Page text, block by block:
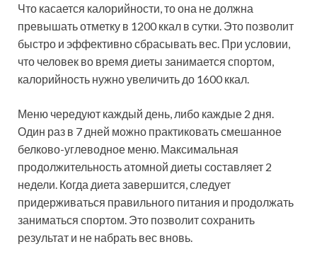
Что касается калорийности, то она не должна
превышать отметку в 1200 ккал в сутки. Это позволит
быстро и эффективно сбрасывать вес. При условии,
что человек во время диеты занимается спортом,
калорийность нужно увеличить до 1600 ккал.
Меню чередуют каждый день, либо каждые 2 дня.
Один раз в 7 дней можно практиковать смешанное
белково-углеводное меню. Максимальная
продолжительность атомной диеты составляет 2
недели. Когда диета завершится, следует
придерживаться правильного питания и продолжать
заниматься спортом. Это позволит сохранить
результат и не набрать вес вновь.